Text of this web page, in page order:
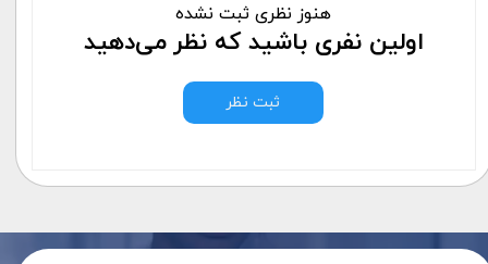
هنوز نظری ثبت نشده
اولین نفری باشید که نظر می‌دهید
ثبت نظر